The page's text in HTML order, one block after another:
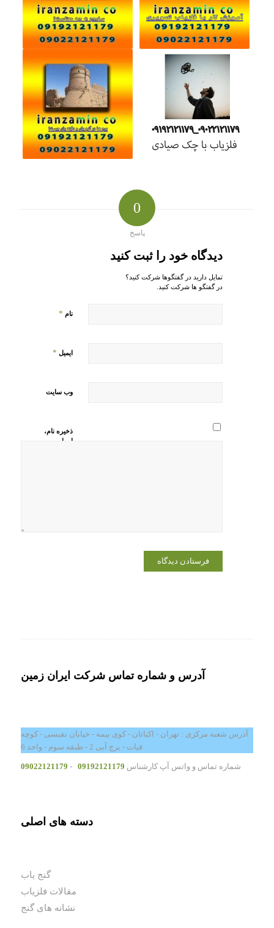
0
پاسخ
دیدگاه خود را ثبت کنید
تمایل دارید در گفتگوها شرکت کنید؟
در گفتگو ها شرکت کنید.
نام *
ایمیل *
وب‌ سایت
ذخیره نام،
ایمیل و
آدرس و شماره تماس شرکت ایران زمین
آدرس شعبه مرکزی : تهران - اکباتان - کوی بیمه - خیابان نفیسی - کوچه
فیات - برج آبی 2 - طبقه سوم - واحد 6
شماره تماس و واتس آپ کارشناس 09192121179
-
09022121179
دسته های اصلی
گنج یاب
مقالات فلزیاب
نشانه های گنج